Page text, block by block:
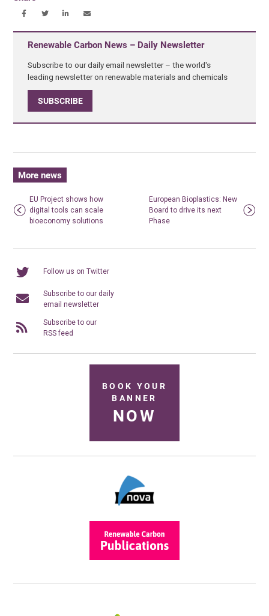
Renewable Carbon News – Daily Newsletter
Subscribe to our daily email newsletter – the world's
leading newsletter on renewable materials and chemicals
SUBSCRIBE
More news
EU Project shows how
digital tools can scale
bioeconomy solutions
European Bioplastics: New
Board to drive its next
Phase
Follow us on Twitter
Subscribe to our daily
email newsletter
Subscribe to our
RSS feed
BOOK YOUR
BANNER
NOW